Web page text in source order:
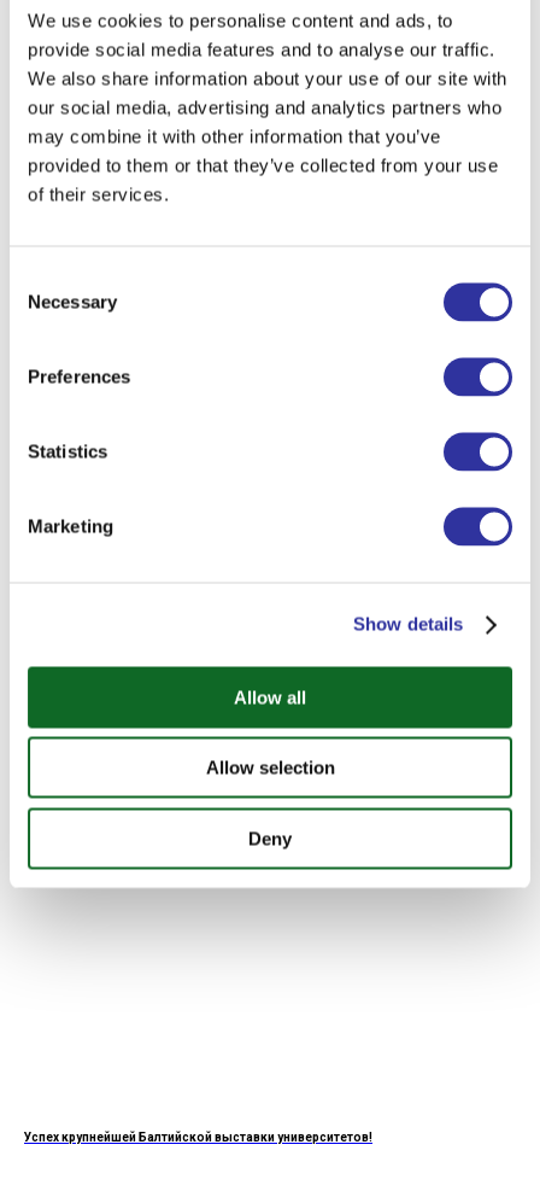
We use cookies to personalise content and ads, to
provide social media features and to analyse our traffic.
We also share information about your use of our site with
our social media, advertising and analytics partners who
may combine it with other information that you’ve
provided to them or that they’ve collected from your use
of their services.
Selection
Necessary
Preferences
Statistics
Marketing
Show details
Allow all
Allow selection
Deny
Возможность сдать SAT в Exupery International School!
Успех крупнейшей Балтийской выставки университетов!